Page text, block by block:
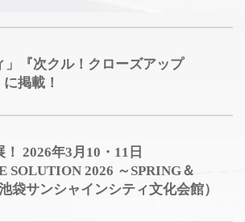
」『次クル！クローズアップ
掲載！
2026年3月10・11日
SOLUTION 2026 ～SPRING＆
袋サンシャインシティ文化会館）